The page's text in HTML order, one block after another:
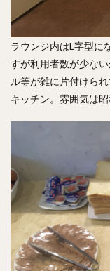
ラウンジ内はL字型に
すが利用者数が少な
ル等が雑に片付けら
キッチン。雰囲気は